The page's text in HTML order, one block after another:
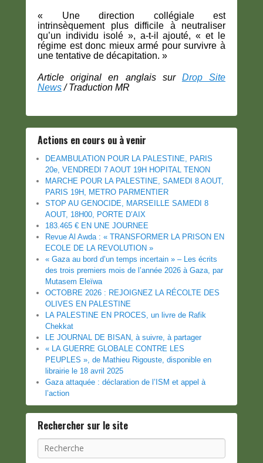
« Une direction collégiale est
intrinsèquement plus difficile à neutraliser
qu’un individu isolé », a-t-il ajouté, « et le
régime est donc mieux armé pour survivre à
une tentative de décapitation. »
Article original en anglais sur Drop Site
News/ Traduction MR
Actions en cours ou à venir
DEAMBULATION POUR LA PALESTINE, PARIS
20e, VENDREDI 7 AOUT 19H HOPITAL TENON
MARCHE POUR LA PALESTINE, SAMEDI 8 AOUT,
PARIS 19H, METRO PARMENTIER
STOP AU GENOCIDE, MARSEILLE SAMEDI 8
AOUT, 18H00, PORTE D’AIX
183.465 € EN UNE JOURNEE
Revue Al Awda : « TRANSFORMER LA PRISON EN
ECOLE DE LA REVOLUTION »
« Gaza au bord d’un temps incertain » – Les écrits
des trois premiers mois de l’année 2026 à Gaza, par
Mutasem Eleïwa
OCTOBRE 2026 : REJOIGNEZ LA RÉCOLTE DES
OLIVES EN PALESTINE
LA PALESTINE EN PROCES, un livre de Rafik
Chekkat
LE JOURNAL DE BISAN, à suivre, à partager
« LA GUERRE GLOBALE CONTRE LES
PEUPLES », de Mathieu Rigouste, disponible en
librairie le 18 avril 2025
Gaza attaquée : déclaration de l’ISM et appel à
l’action
Rechercher sur le site
Recherche